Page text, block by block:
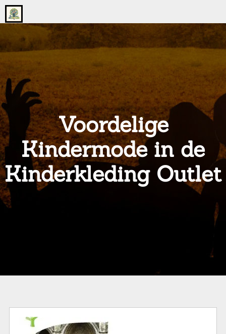
Go
to
home
page
onsgrotegezin.nl
Voordelige
Kindermode in de
Kinderkleding Outlet